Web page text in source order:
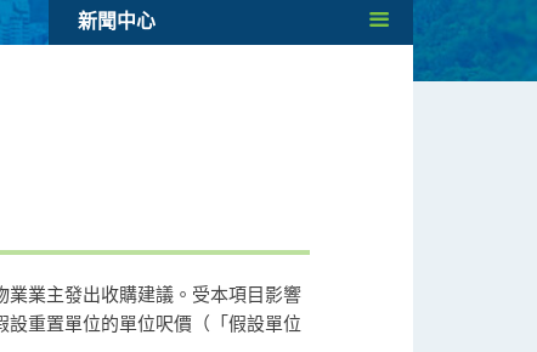
新聞中心
業主發出收購建議。受本項目影響
重置單位的單位呎價（「假設單位